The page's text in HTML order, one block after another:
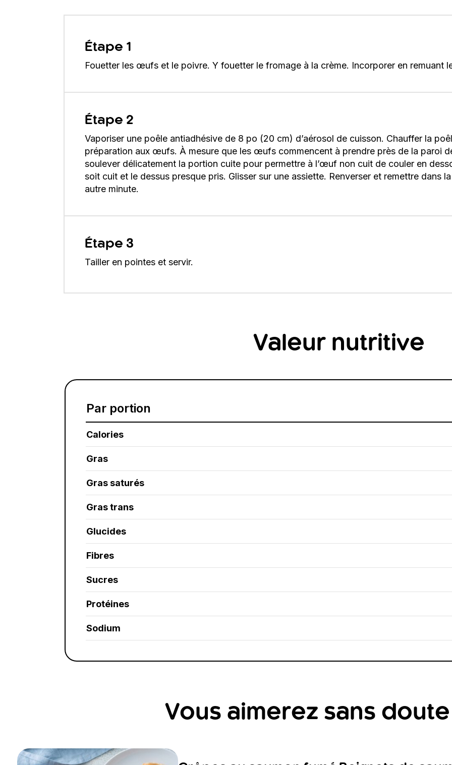
Étape 1
Fouetter les œufs et le poivre. Y fouetter le fromage à la crème. Incorporer en remuant
Étape 2
Vaporiser une poêle antiadhésive de 8 po (20 cm) d’aérosol de cuisson. Chauffer la
préparation aux œufs. À mesure que les œufs commencent à prendre près de la paroi
soulever délicatement la portion cuite pour permettre à l’œuf non cuit de couler en
soit cuit et le dessus presque pris. Glisser sur une assiette. Renverser et remettre dans
autre minute.
Étape 3
Tailler en pointes et servir.
Valeur nutritive
Par portion
Calories
Gras
Gras saturés
Gras trans
Glucides
Fibres
Sucres
Protéines
Sodium
Vous aimerez sans